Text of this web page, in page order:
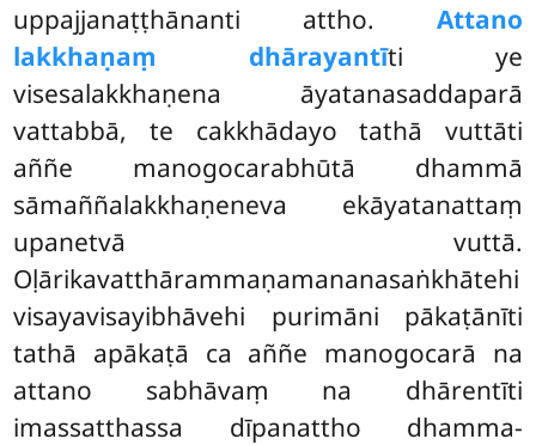
uppajjanaṭṭhānanti attho. Attano
lakkhaṇaṃ dhārayantīti ye
visesalakkhaṇena āyatanasaddaparā
vattabbā, te cakkhādayo tathā vuttāti
aññe manogocarabhūtā dhammā
sāmaññalakkhaṇeneva ekāyatanattaṃ
upanetvā vuttā.
Oḷārikavatthārammaṇamananasaṅkhātehi
visayavisayibhāvehi purimāni pākaṭānīti
tathā apākaṭā ca aññe manogocarā na
attano sabhāvaṃ na dhārentīti
imassatthassa dīpanattho dhamma-